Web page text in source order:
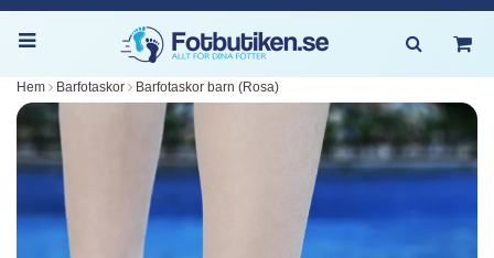
Hem Barfotaskor Barfotaskor barn (Rosa)